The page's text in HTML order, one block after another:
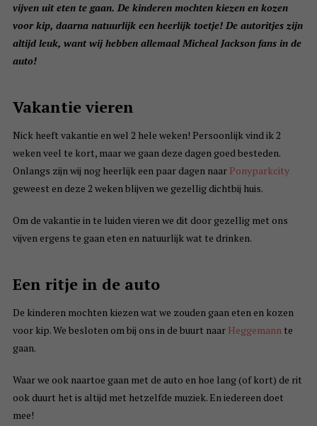
vijven uit eten te gaan. De kinderen mochten kiezen en kozen
voor kip, daarna natuurlijk een heerlijk toetje! De autoritjes zijn
altijd leuk, want wij hebben allemaal Micheal Jackson fans in de
auto!
Vakantie vieren
Nick heeft vakantie en wel 2 hele weken! Persoonlijk vind ik 2
weken veel te kort, maar we gaan deze dagen goed besteden.
Onlangs zijn wij nog heerlijk een paar dagen naar Ponyparkcity
geweest en deze 2 weken blijven we gezellig dichtbij huis.
Om de vakantie in te luiden vieren we dit door gezellig met ons
vijven ergens te gaan eten en natuurlijk wat te drinken.
Een ritje in de auto
De kinderen mochten kiezen wat we zouden gaan eten en kozen
voor kip. We besloten om bij ons in de buurt naar Heggemannte
gaan.
Waar we ook naartoe gaan met de auto en hoe lang (of kort) de rit
ook duurt het is altijd met hetzelfde muziek. En iedereen doet
mee!